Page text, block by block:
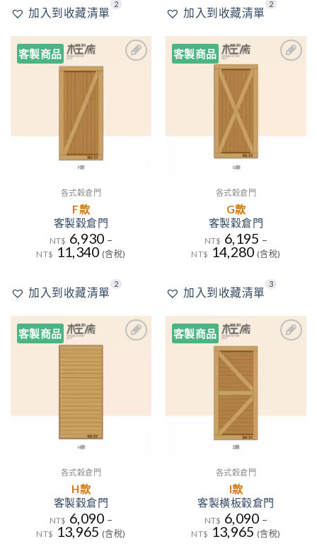
加入到收藏清單
2
加入到收藏清單
2
客製商品
加入
2
各式穀倉門
F款
客製穀倉門
NT$ 6,930 –
NT$ 11,340 (含稅)
加入到收藏清單
2
客製商品
加入
3
各式穀倉門
G款
客製穀倉門
NT$ 6,195 –
NT$ 14,280 (含稅)
加入到收藏清單
3
客製商品
加入
3
各式穀倉門
H款
客製穀倉門
NT$ 6,090 –
NT$ 13,965 (含稅)
客製商品
加入
各式穀倉門
I款
客製橫板穀倉門
NT$ 6,090 –
NT$ 13,965 (含稅)